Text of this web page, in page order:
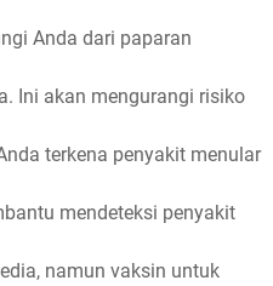
Anda dari paparan
Ini akan mengurangi risiko
terkena penyakit menular
mendeteksi penyakit
namun vaksin untuk